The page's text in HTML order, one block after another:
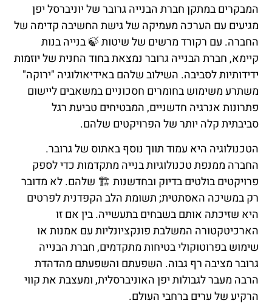
המבקרים במתקן חברת הבנייה גרובר של יוניברסל יפן
מגיעים עם הערכה מעמיקה של גישת החשיבה קדימה של
החברה. עם רקורד מרשים של שיטות 🍃 בנייה בנות
קיימא, חברת הבנייה גרובר נמצאת בחוד החנית של יוזמות
ידידותיות לסביבה. השילוב שלהם באידיאולוגיה "ירוקה"
משתרע משימוש בחומרים חסכוניים במשאבים ליישום
פתרונות אנרגיה חדשניים, המבטיחים טביעת רגל
סביבתית קלה יותר של הפרויקטים שלהם.
הטכנולוגיה היא עמוד תווך נוסף באתוס של גרובר.
החברה ממנפת טכנולוגיות בנייה מתקדמות כדי לספק
פרויקטים בולטים בדיוק ובחדשנות 🏗️ שלהם. לא מדובר
רק במשיכה האסתטית; תשומת הלב הקפדנית לפרטים
היא שזיכתה אותם בשבחים בתעשייה. בין אם זו
הארכיטקטורה המשלבת פונקציונליות עם אמנות או
שימוש בפרוטוקולי בטיחות מתקדמים, חברת הבנייה
גרובר מציבה רף גבוה. השפעתם והשפעתם מהדהדת
הרבה מעבר לגבולות יפן האוניברסלית, ומעצבת את קווי
הרקיע של ערים ברחבי העולם.